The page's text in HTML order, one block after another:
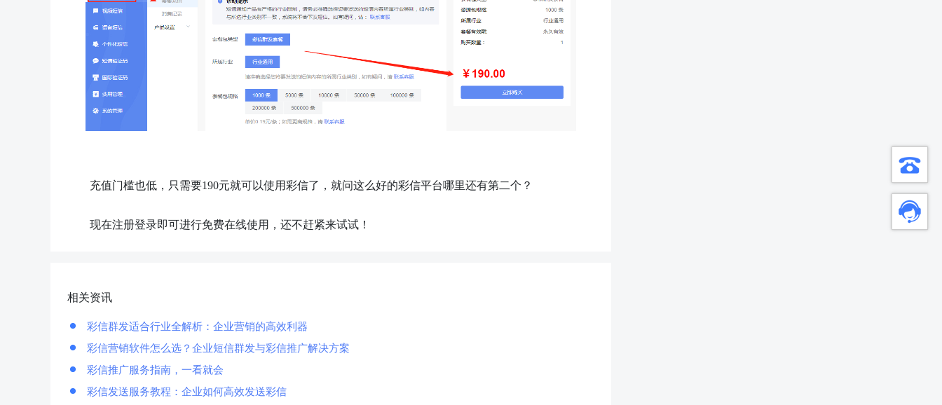
充值门槛也低，只需要190元就可以使用彩信了，就问这么好的彩信平台哪里还有第二个？
现在注册登录即可进行免费在线使用，还不赶紧来试试！
相关资讯
彩信群发适合行业全解析：企业营销的高效利器
彩信营销软件怎么选？企业短信群发与彩信推广解决方案
彩信推广服务指南，一看就会
彩信发送服务教程：企业如何高效发送彩信